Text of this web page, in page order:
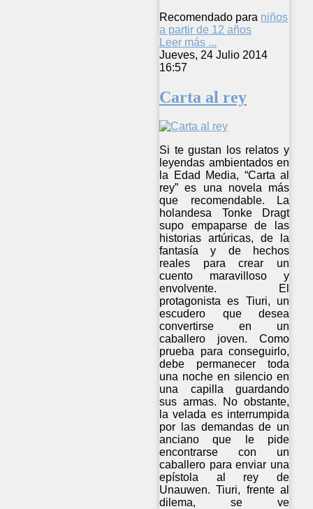
Recomendado para niños
a partir de 12 años
Leer más ...
Jueves, 24 Julio 2014
16:57
Carta al rey
Si te gustan los relatos y
leyendas ambientados en
la Edad Media, “Carta al
rey” es una novela más
que recomendable. La
holandesa Tonke Dragt
supo empaparse de las
historias artúricas, de la
fantasía y de hechos
reales para crear un
cuento maravilloso y
envolvente. El
protagonista es Tiuri, un
escudero que desea
convertirse en un
caballero joven. Como
prueba para conseguirlo,
debe permanecer toda
una noche en silencio en
una capilla guardando
sus armas. No obstante,
la velada es interrumpida
por las demandas de un
anciano que le pide
encontrarse con un
caballero para enviar una
epístola al rey de
Unauwen. Tiuri, frente al
dilema, se ve